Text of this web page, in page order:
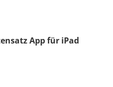
App für iPad